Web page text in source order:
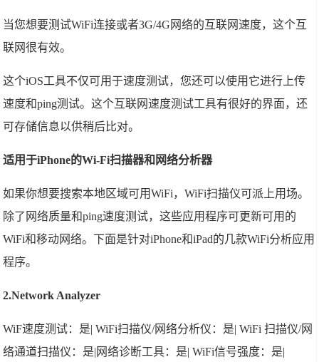
当您想要测试WiFi连接或者3G/4G网络的互联网速度，这个互
联网很有效。
这个iOS工具不仅可用于速度测试，您还可以使用它进行上传
速度和ping测试。这个互联网速度测试工具有很好的界面，还
可存储信息以供稍后比对。
适用于iPhone的Wi-Fi扫描器和网络分析器
如果你想要搜索本地区域可用WiFi，WiFi扫描仪可派上用场。
除了网络质量和ping速度测试，这些应用程序可更新可用的
WiFi和移动网络。下面是针对iPhone和iPad的几款WiFi分析应用
程序。
2.Network Analyzer
WiF速度测试：是| WiFi扫描仪/网络分析仪：是| WiFi 扫描仪/网
络通道扫描仪：是|网络诊断工具：是| WiFi信号强度：是|